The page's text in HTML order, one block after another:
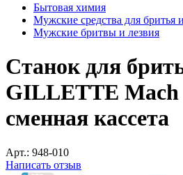
Бытовая химия
Мужские средства для бритья
Мужские бритвы и лезвия
Станок для
GILLETTE Mach
сменная кассета
Арт.: 948-010
Написать отзыв